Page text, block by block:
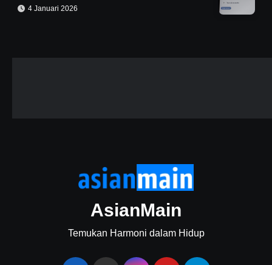
4 Januari 2026
AsianMain
Temukan Harmoni dalam Hidup